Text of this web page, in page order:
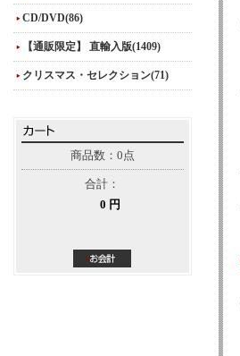
CD/DVD(86)
【通販限定】 直輸入版(1409)
クリスマス・セレクション(71)
商品数：0点
合計：
0 円